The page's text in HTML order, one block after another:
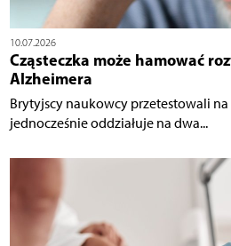
10.07.2026
Cząsteczka może hamować
Alzheimera
Brytyjscy naukowcy przetestowali na
jednocześnie oddziałuje na dwa...